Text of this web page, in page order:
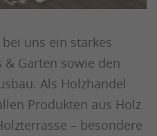
uns ein starkes
Garten sowie den
Als Holzhandel
Produkten aus Holz
– besondere